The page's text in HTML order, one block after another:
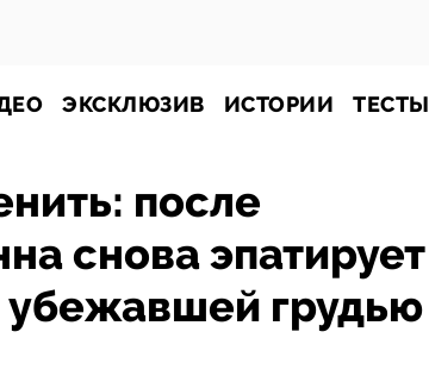
ЭКСКЛЮЗИВ ИСТОРИИ ТЕСТЫ
после
снова эпатирует
убежавшей грудью